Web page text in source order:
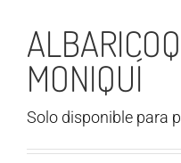
MONIQUÍ
Solo disponible para